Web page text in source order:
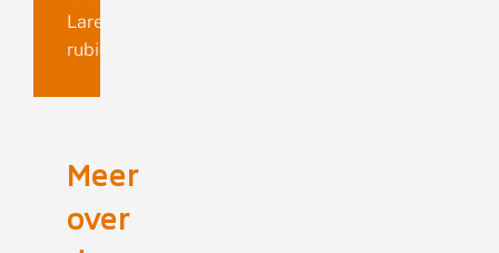
Larentia
rubidata
Meer
over